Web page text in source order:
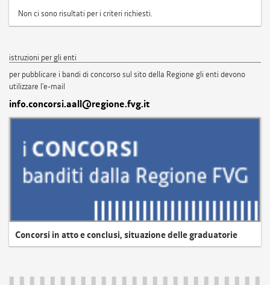
Non ci sono risultati per i criteri richiesti.
istruzioni per gli enti
per pubblicare i bandi di concorso sul sito della Regione gli enti devono
utilizzare l'e-mail
info.concorsi.aall@regione.fvg.it
Concorsi in atto e conclusi, situazione delle graduatorie